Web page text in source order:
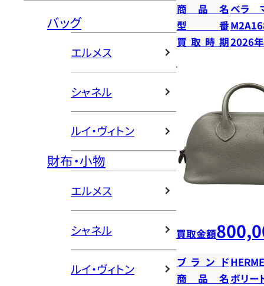
バッグ
エルメス
シャネル
ルイ・ヴィトン
財布・小物
エルメス
シャネル
ルイ・ヴィトン
商品名ベラ
型番
買取時期2026
買取金額
ブランド
商品名ボリー